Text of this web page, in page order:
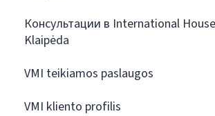
Консультации в International
Klaipėda
VMI teikiamos paslaugos
VMI kliento profilis